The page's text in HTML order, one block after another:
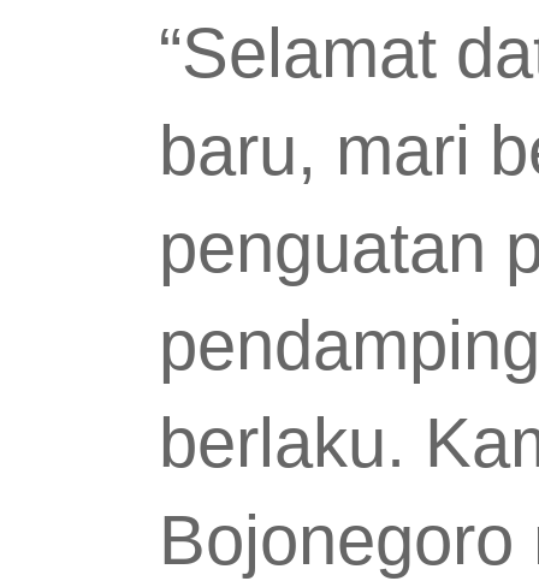
“Selamat
baru, mari
penguatan
berlaku.